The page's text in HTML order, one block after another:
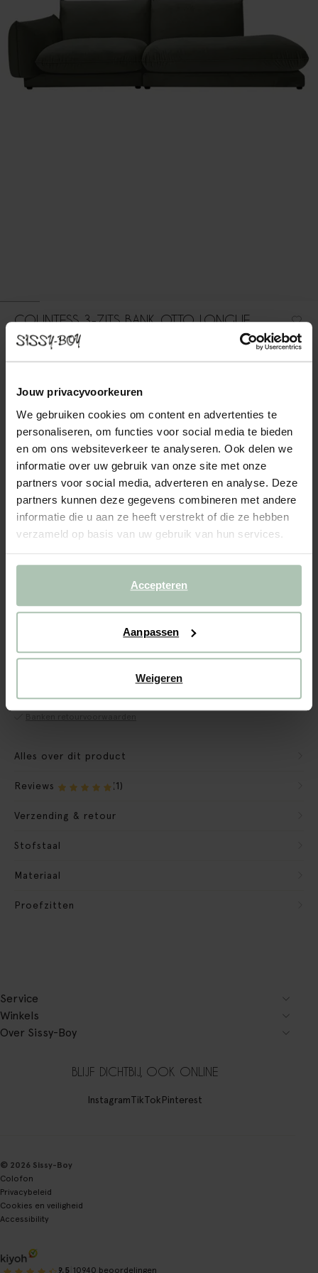
Jouw privacyvoorkeuren
We gebruiken cookies om content en advertenties te
personaliseren, om functies voor social media te bieden
en om ons websiteverkeer te analyseren. Ook delen we
informatie over uw gebruik van onze site met onze
partners voor social media, adverteren en analyse. Deze
partners kunnen deze gegevens combineren met andere
informatie die u aan ze heeft verstrekt of die ze hebben
verzameld op basis van uw gebruik van hun services.
Accepteren
Aanpassen
Weigeren
COUNTESS 3-ZITS BANK OTTO LONGUE
RECHTS ROYAL HUNTER
3-zits otto longue rechts uit de Countess serie van Sissy-Boy.
De serie bestaat uit zeven modulaire onderdelen, zodat je de
die je hebt. Door de lage zitting geeft de Co...
3 zits otto longue r... (1x) + opties
2 Stof: Royal Hunter + kleuropties
CBW garantie
We maken de bank gebruiksklaar
Verpakkingsmateriaal nemen we mee
Alles over dit product
Reviews (1)
Verzending & retour
Stofstaal
Materiaal
Proefzitten
Service
Winkels
Over Sissy-Boy
BLIJF DICHTBIJ, OOK ONLINE
InstagramTikTokPinterest
© 2026 Sissy-Boy
Colofon
Privacybeleid
Cookies en veiligheid
Accessibility
9.5 10940 beoordelingen